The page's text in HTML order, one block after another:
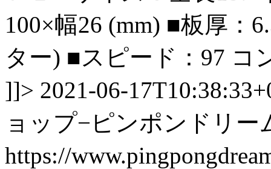
100×幅26 (mm) ■板厚：
ター) ■スピード：97 コ
]]> 2021-06-
ョップ−ピンポンドリー
https://